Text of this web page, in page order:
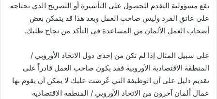
تقع مسؤولية التقدم للحصول على التأشيرة أو التصريح الذي تحتاجه
على عاتق الفرد وليس صاحب العمل وبعد هذا قد يتمكن بعض
أصحاب العمل الألمان من المساعدة في التأكد من نجاح طلبك.
على سبيل المثال إذا لم تكن من إحدى دول الاتحاد الأوروبي /
المنطقة الاقتصادية الأوروبية فقد يكون صاحب العمل قادراً على
تقديم دليل على أن الوظيفة التي عُرضت عليك لا يمكن أن يقوم بها
عمال ألمان آخرون من الاتحاد الأوروبي / المنطقة الاقتصادية